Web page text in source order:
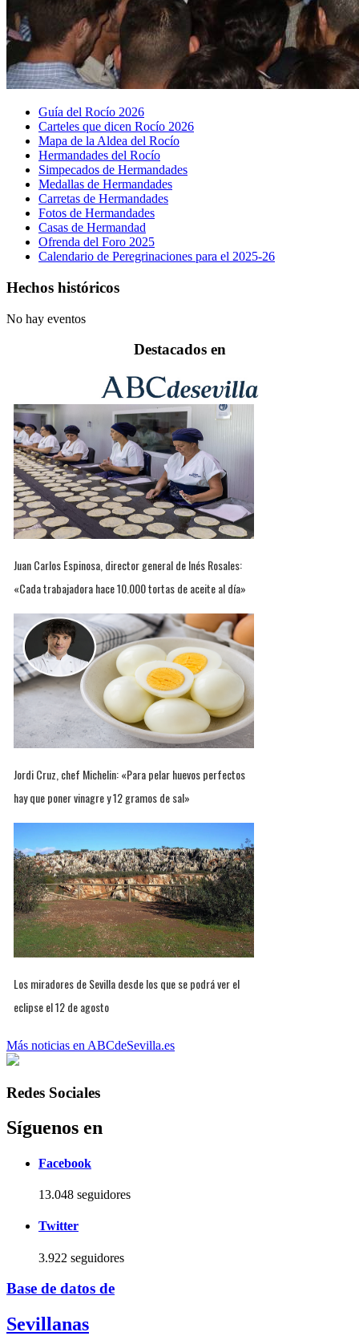
Guía del Rocío 2026
Carteles que dicen Rocío 2026
Mapa de la Aldea del Rocío
Hermandades del Rocío
Simpecados de Hermandades
Medallas de Hermandades
Carretas de Hermandades
Fotos de Hermandades
Casas de Hermandad
Ofrenda del Foro 2025
Calendario de Peregrinaciones para el 2025-26
Hechos históricos
No hay eventos
Destacados en
Juan Carlos Espinosa, director general de Inés Rosales:
«Cada trabajadora hace 10.000 tortas de aceite al día»
Jordi Cruz, chef Michelin: «Para pelar huevos perfectos
hay que poner vinagre y 12 gramos de sal»
Los miradores de Sevilla desde los que se podrá ver el
eclipse el 12 de agosto
Más noticias en ABCdeSevilla.es
Redes Sociales
Síguenos en
Facebook
13.048 seguidores
Twitter
3.922 seguidores
Base de datos de
Sevillanas